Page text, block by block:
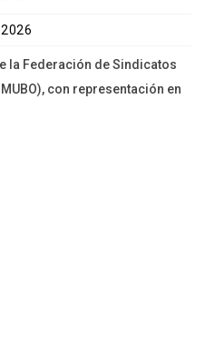
la Federación de Sindicatos
con representación en